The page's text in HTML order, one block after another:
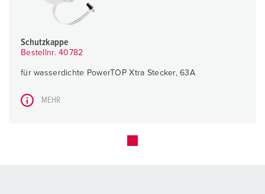
Schutzkappe
Bestellnr. 40782
für wasserdichte PowerTOP Xtra Stecker, 63A
MEHR